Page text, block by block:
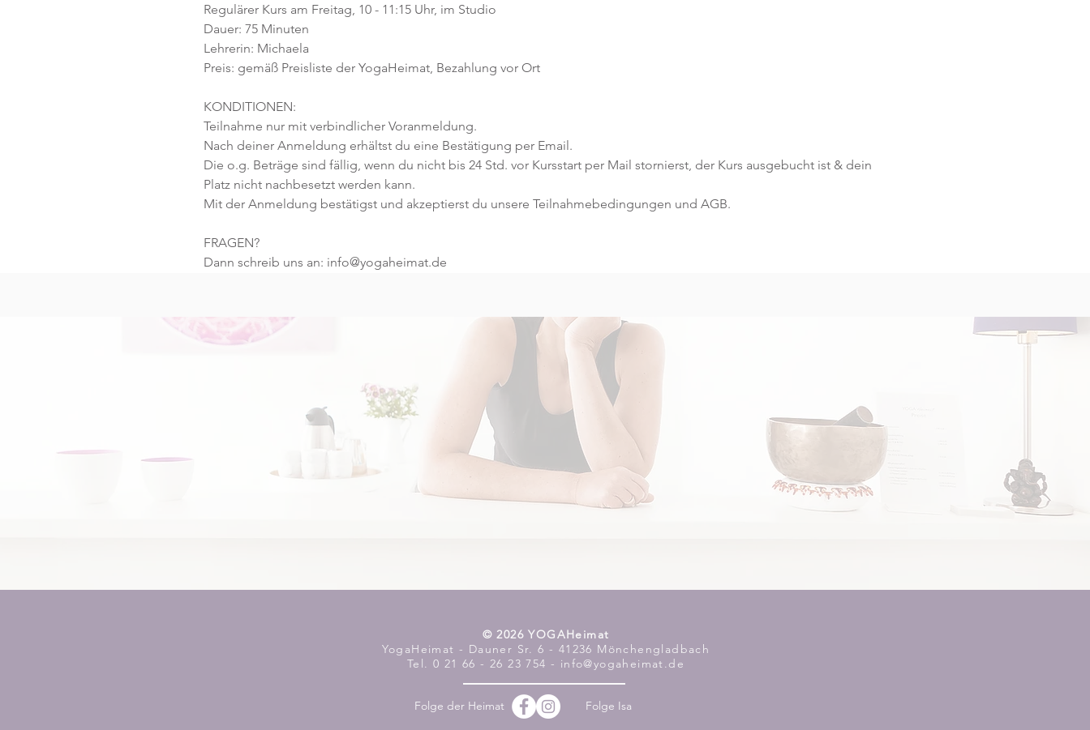
Regulärer Kurs am Freitag, 10 - 11:15 Uhr, im Studio
Dauer: 75 Minuten
Lehrerin: Michaela
Preis: gemäß Preisliste der YogaHeimat, Bezahlung vor Ort
KONDITIONEN:
Teilnahme nur mit verbindlicher Voranmeldung.
Nach deiner Anmeldung erhältst du eine Bestätigung per Email.
Die o.g. Beträge sind fällig, wenn du nicht bis 24 Std. vor Kursstart per Mail stornierst, der Kurs ausgebucht ist & dein
Platz nicht nachbesetzt werden kann.
Mit der Anmeldung bestätigst und akzeptierst du unsere Teilnahmebedingungen und AGB.
FRAGEN?
Dann schreib uns an: info@yogaheimat.de
​© 2026 YOGAHeimat
YogaHeimat - Dauner Sr. 6 - 41236 Mönchengladbach
Tel. 0 21 66 - 26 23 754 - info@yogaheimat.de
Folge der Heimat
Folge Isa